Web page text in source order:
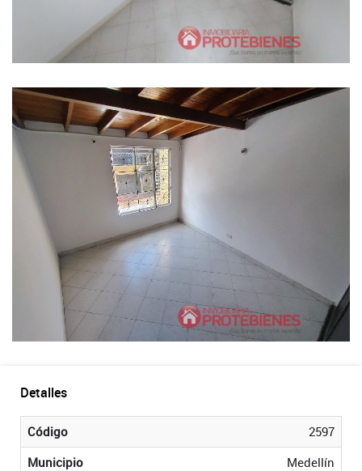
Detalles
Código
2597
Municipio
Medellín